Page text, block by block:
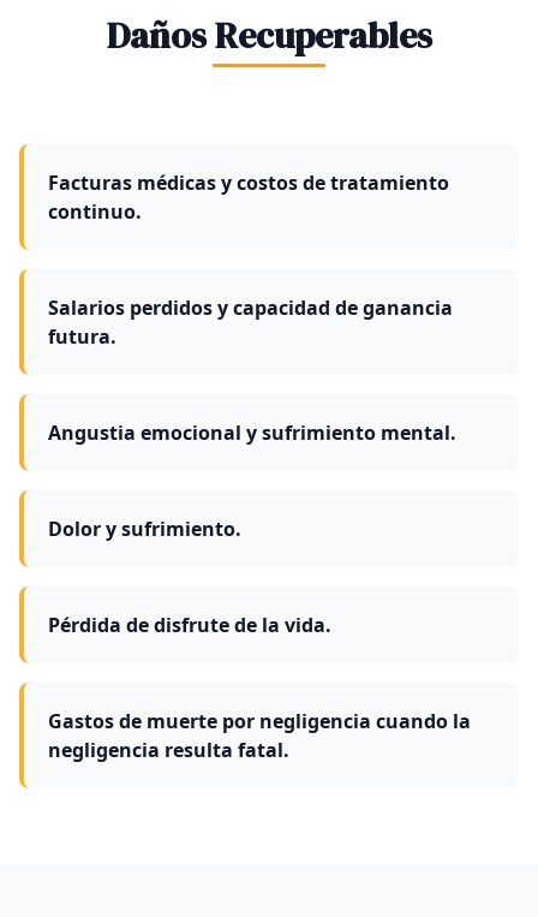
Daños Recuperables
Facturas médicas y costos de tratamiento
continuo.
Salarios perdidos y capacidad de ganancia
futura.
Angustia emocional y sufrimiento mental.
Dolor y sufrimiento.
Pérdida de disfrute de la vida.
Gastos de muerte por negligencia cuando la
negligencia resulta fatal.